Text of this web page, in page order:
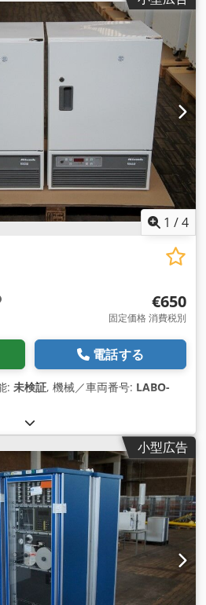
~ -40°C 外形寸法：1210 x 770
販売単位
1 /4
€650
固定価格 消費税別
電話する
: 未検証, 機械／車両番号: LABO-
小型広告